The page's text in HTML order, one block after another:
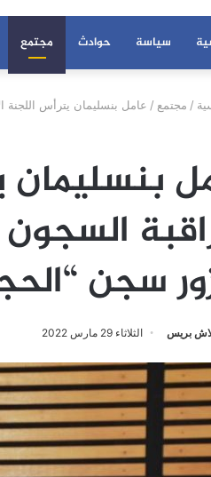
سياسة حوادث مجتمع
/ مجتمع / عامل بنسليمان يترأس اللجنة
بنسليمان
سجن
بريس الثلاثاء 29 مارس 2022